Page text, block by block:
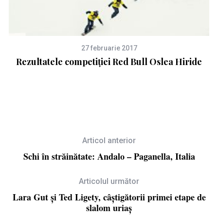
27 februarie 2017
Rezultatele competiției Red Bull Oslea Hiride
Articol anterior
Schi în străinătate: Andalo – Paganella, Italia
Articolul următor
Lara Gut şi Ted Ligety, câştigătorii primei etape de
slalom uriaş